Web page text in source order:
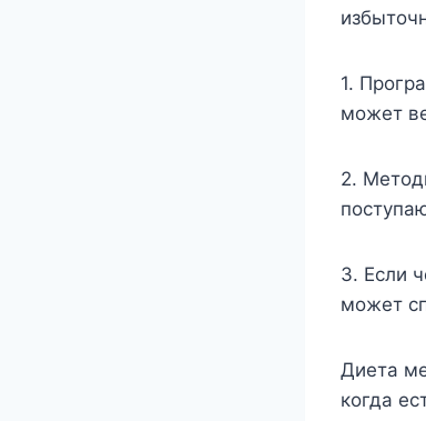
1.
может
2.
3. Если
может
Диета
когда